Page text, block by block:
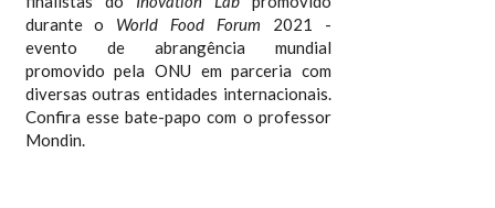
durante o World Food Forum 2021 -
evento de abrangência mundial
promovido pela ONU em parceria com
diversas outras entidades internacionais.
Confira esse bate-papo com o professor
Mondin.